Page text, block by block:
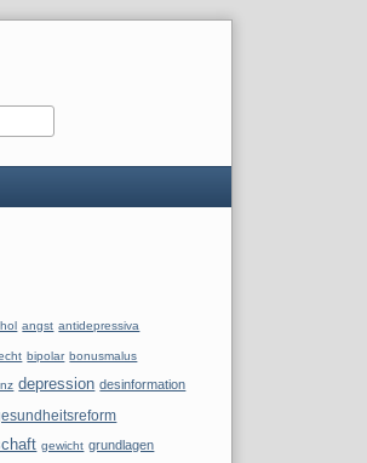
angst antidepressiva
bipolar bonusmalus
depression desinformation
gewicht grundlagen